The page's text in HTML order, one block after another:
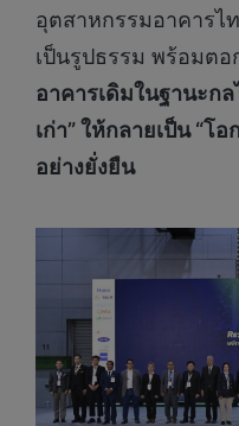
อุตสาหกรรมอาคารไ
เป็นรูปธรรม พร้อมต
อาคารเดิมในฐานะก
เก่า” ให้กลายเป็น “โ
อย่างยั่งยืน